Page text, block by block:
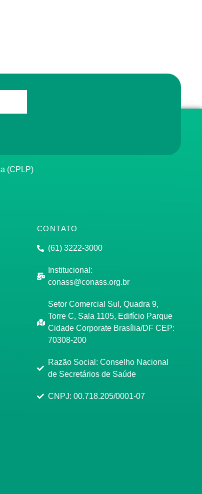
(CPLP)
CONTATO
(61) 3222-3000
Institucional:
conass@conass.org.br
Setor Comercial Sul, Quadra 9,
Torre C, Sala 1105, Edifício Parque
Cidade Corporate Brasília/DF CEP:
70308-200
Razão Social: Conselho Nacional
de Secretários de Saúde
CNPJ: 00.718.205/0001-07